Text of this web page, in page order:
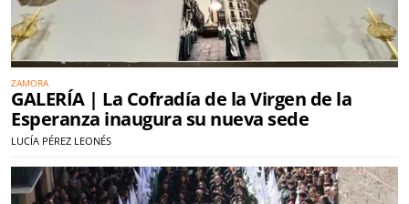
ZAMORA
GALERÍA | La Cofradía de la Virgen de la
Esperanza inaugura su nueva sede
LUCÍA PÉREZ LEONÉS